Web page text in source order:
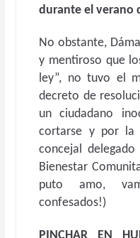
durante el verano
No obstante,
y mentiroso que
ley”, no tuvo el
decreto de
un ciudadano
cortarse y por la
concejal
Bienestar
puto amo,
confesados!)